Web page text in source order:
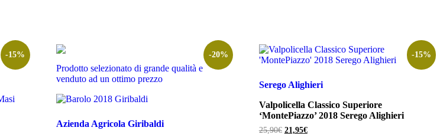
-15%
Prodotto selezionato di grande qualità e
venduto ad un ottimo prezzo
-20%
Azienda Agricola Giribaldi
-15%
Serego Alighieri
Valpolicella Classico Superiore
‘MontePiazzo’ 2018 Serego Alighieri
25,90€ Il
21,95€Il